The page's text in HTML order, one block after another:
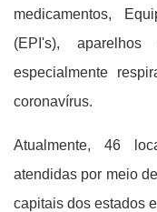
medicamentos,
(EPI's),
especialmente
coronavírus.
Atualmente, 46
atendidas por meio
capitais dos estados